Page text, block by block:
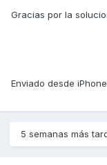
Gracias por la
Enviado desde
5 semanas más